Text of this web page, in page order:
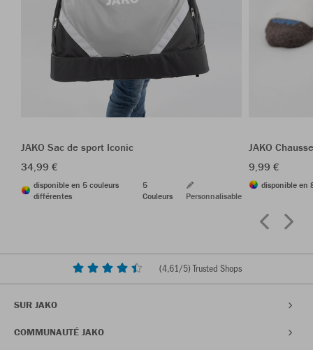
JAKO Sac de sport Iconic
34,99 €
disponible en 5 couleurs
différentes
5
Couleurs
Personnalisable
JAKO
9,99 €
disponible en
(4,61/5) Trusted Shops
SUR JAKO
COMMUNAUTÉ JAKO